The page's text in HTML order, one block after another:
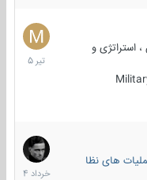
و
27
تیر
1405
های نظامی خارجی
5
خرداد
1404